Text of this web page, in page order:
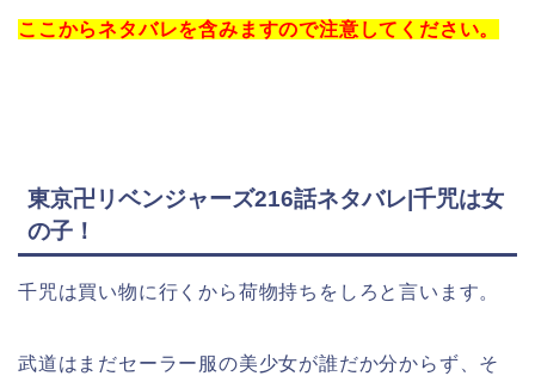
ここからネタバレを含みますので注意してください。
東京卍リベンジャーズ216話ネタバレ|千咒は女
の子！
千咒は買い物に行くから荷物持ちをしろと言います。
武道はまだセーラー服の美少女が誰だか分からず、そ